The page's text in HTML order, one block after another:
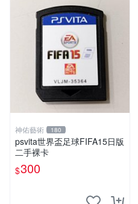
神佑藝術 180
psvita世界盃足球FIFA15日版
二手裸卡
$300